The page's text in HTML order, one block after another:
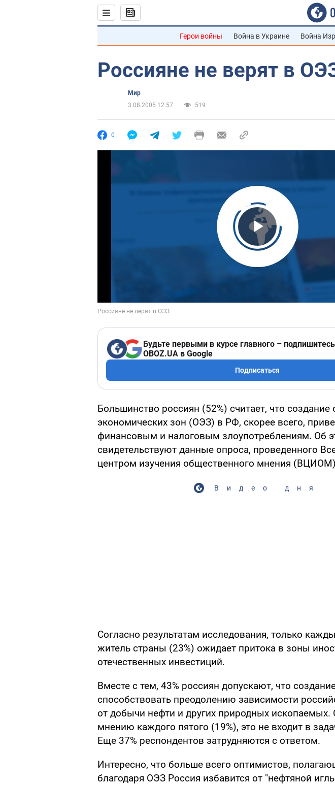
Герои войны Война в Украине Война
Россияне не верят в
Мир
3.08.2005 12:57
519
0
Play Video
Будьте первыми в курсе главного –
OBOZ.UA в Google
Подписаться
Большинство россиян (52%) считает, что создание
экономических зон (ОЭЗ) в РФ, скорее всего,
финансовым и налоговым злоупотреблениям. Об
свидетельствуют данные опроса, проведенного
центром изучения общественного мнения
Видео дня
Согласно результатам исследования, только
житель страны (23%) ожидает притока в зоны
отечественных инвестиций.
Вместе с тем, 43% россиян допускают, что
способствовать преодолению зависимости
от добычи нефти и других природных ископаемых.
мнению каждого пятого (19%), это не входит в
Еще 37% респондентов затрудняются с ответом.
Интересно, что больше всего оптимистов,
благодаря ОЭЗ Россия избавится от "нефтяной